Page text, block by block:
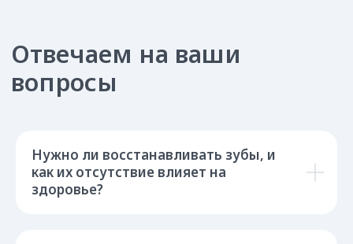
Нужно ли восстанавливать зубы, и
как их отсутствие влияет на
здоровье?